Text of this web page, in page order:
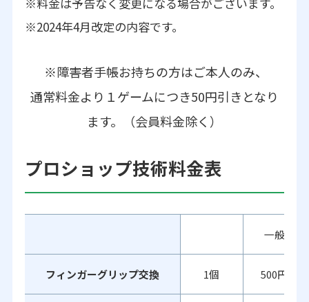
※2024年4月改定の内容です。
※障害者手帳お持ちの方はご本人のみ、
通常料金より１ゲームにつき50円引きとなり
ます。（会員料金除く）
プロショップ技術料金表
一般
フィンガーグリップ交換 1個 500円